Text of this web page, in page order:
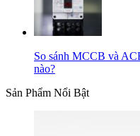
So sánh MCCB và
nào?
Sản Phẩm Nổi Bật